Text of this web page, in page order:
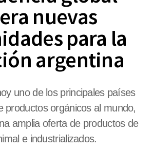
nuevas
para la
argentina
uno de los principales países
productos orgánicos al mundo,
amplia oferta de productos de
e industrializados.